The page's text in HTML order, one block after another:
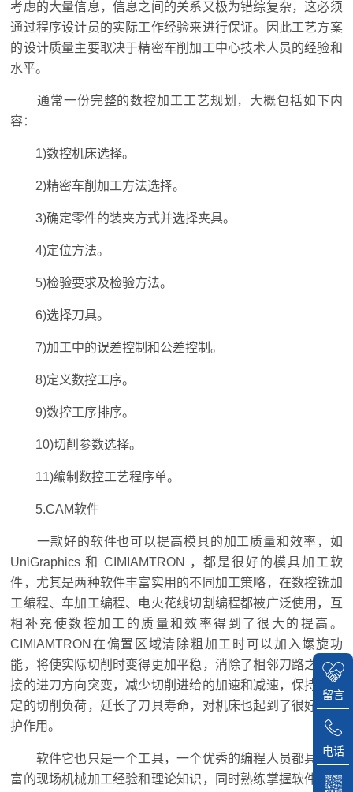
考虑的大量信息，信息之间的关系又极为错综复杂，这必须
通过程序设计员的实际工作经验来进行保证。因此工艺方案
的设计质量主要取决于精密车削加工中心技术人员的经验和
水平。
通常一份完整的数控加工工艺规划，大概包括如下内
容：
1)数控机床选择。
2)精密车削加工方法选择。
3)确定零件的装夹方式并选择夹具。
4)定位方法。
5)检验要求及检验方法。
6)选择刀具。
7)加工中的误差控制和公差控制。
8)定义数控工序。
9)数控工序排序。
10)切削参数选择。
11)编制数控工艺程序单。
5.CAM软件
一款好的软件也可以提高模具的加工质量和效率，如
UniGraphics 和 CIMIAMTRON ，都是很好的模具加工软
件，尤其是两种软件丰富实用的不同加工策略，在数控铣加
工编程、车加工编程、电火花线切割编程都被广泛使用，互
相补充使数控加工的质量和效率得到了很大的提高。
CIMIAMTRON在偏置区域清除粗加工时可以加入螺旋功
能，将使实际切削时变得更加平稳，消除了相邻刀路之间连
接的进刀方向突变，减少切削进给的加速和减速，保持更稳
定的切削负荷，延长了刀具寿命，对机床也起到了很好的保
护作用。
软件它也只是一个工具，一个优秀的编程人员都具有丰
富的现场机械加工经验和理论知识，同时熟练掌握软件功能
留言
电话